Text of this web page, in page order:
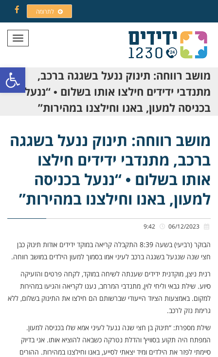
פתח
לתרומה
תפריט
מושב רווחה: תינוק ננעל בשגגה ברכב,
מתנדבי ידידים חילצו אותו בשלום • “ננעל
בכניסה למעון, באנו וחילצנו במהירות”
מושב רווחה: תינוק ננעל בשגגה
ברכב, מתנדבי ידידים חילצו
אותו בשלום • “ננעל בכניסה
למעון, באנו וחילצנו במהירות”
הבוקר (רביעי) בשעה 8:39 התקבלה קריאה במוקד ידידים אודות תינוק כבן
חצי שנה שננעל בשגגה ברכב לעיני אמו בסמוך למעון הילדים במושב רווחה.
רנית ניצן, מוקדנית ידידים שענתה לשיחה במוקד, לקחה פרטים והזעיקה
סיוע. שילת גבאי וליחי לוין, מתנדבי המרחב, נענו לקריאה והגיעו במהירות
למקום. באמצעות הציוד הייעודי שברשותם הם חילצו את התינוק בשלום, ללא
גרימת נזק לרכב.
שילת מספרת: “תינוק בן חצי שנה ננעל לעיני אמא שלו בכניסה למעון.
המפתח היה תקוע בסוויץ’ והדלת נטרקה כשבאה להוציא אותו. אני בדיוק
סיימתי לפזר את הילדים ומיד יצאתי לסייע, באנו וחילצנו במהירות. ההורים